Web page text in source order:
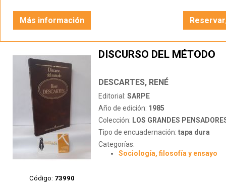
Más información
Código: 73990
DISCURSO DEL MÉTODO
DESCARTES, RENÉ
Editorial: SARPE
Año de edición: 1985
Colección: LOS GRANDES
Tipo de encuadernación: tapa dura
Categorías:
Sociología, filosofía y ensayo